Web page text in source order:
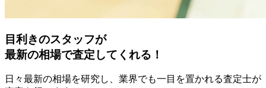
目利きのスタッフが
最新の相場で査定してくれる！
日々最新の相場を研究し、業界でも一目を置かれる査定士が